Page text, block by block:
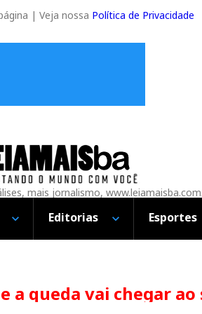
| Veja nossa Política de Privacidade
mais jornalismo,
Editorias Esportes
a queda vai chegar ao